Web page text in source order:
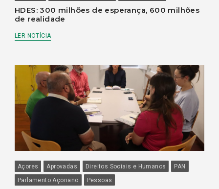
HDES: 300 milhões de esperança, 600 milhões
de realidade
LER NOTÍCIA
Açores Aprovadas Direitos Sociais e Humanos
PAN
Parlamento Açoriano
Pessoas